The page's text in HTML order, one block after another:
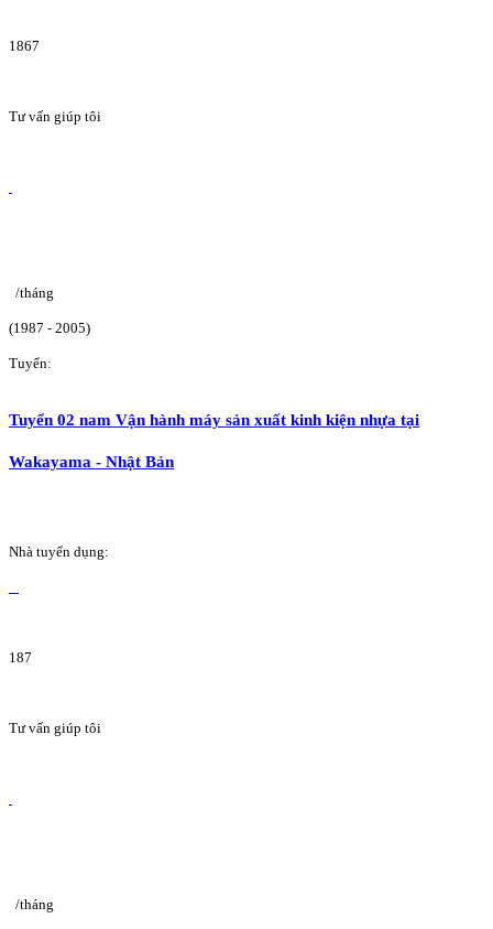
1867
Tư vấn giúp tôi
/tháng
(1987 - 2005)
Tuyển:
Tuyển 02 nam Vận hành máy sản xuất kinh kiện nhựa tại
Wakayama - Nhật Bản
Nhà tuyển dụng:
187
Tư vấn giúp tôi
/tháng